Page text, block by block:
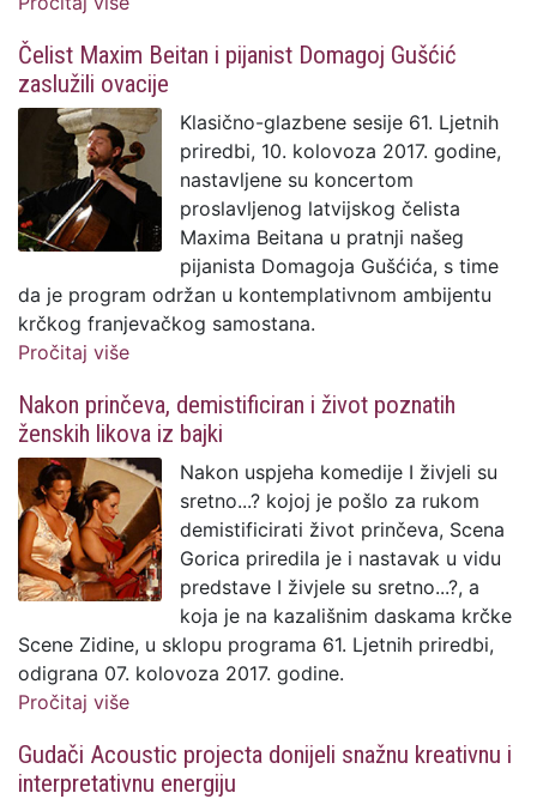
Čelist Maxim Beitan i pijanist Domagoj Gušćić
zaslužili ovacije
Klasično-glazbene sesije 61. Ljetnih
priredbi, 10. kolovoza 2017. godine,
nastavljene su koncertom
proslavljenog latvijskog čelista
Maxima Beitana u pratnji našeg
pijanista Domagoja Gušćića, s time
da je program održan u kontemplativnom ambijentu
krčkog franjevačkog samostana.
Pročitaj više
Nakon prinčeva, demistificiran i život poznatih
ženskih likova iz bajki
Nakon uspjeha komedije I živjeli su
sretno...? kojoj je pošlo za rukom
demistificirati život prinčeva, Scena
Gorica priredila je i nastavak u vidu
predstave I živjele su sretno...?, a
koja je na kazališnim daskama krčke
Scene Zidine, u sklopu programa 61. Ljetnih priredbi,
odigrana 07. kolovoza 2017. godine.
Pročitaj više
Gudači Acoustic projecta donijeli snažnu kreativnu i
interpretativnu energiju